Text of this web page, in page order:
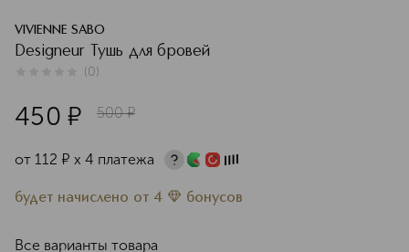
VIVIENNE SABO
Designeur Тушь для бровей
(0)
450 ¤ 500 ¤
от 112 ¤ х 4 платежа
будет начислено от 4 бонусов
Все варианты товара